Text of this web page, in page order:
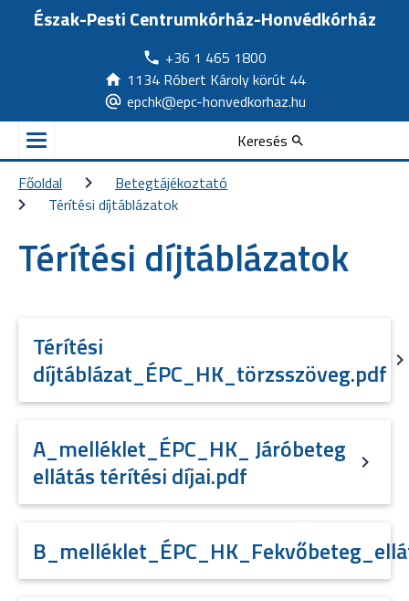
Észak-Pesti Centrumkórház-Honvédkórház
+36 1 465 1800
1134 Róbert Károly körút 44
epchk@epc-honvedkorhaz.hu
Keresés
Főoldal
Betegtájékoztató
Térítési díjtáblázatok
Térítési díjtáblázatok
Térítési
díjtáblázat_ÉPC_HK_törzsszöveg.pdf
A_melléklet_ÉPC_HK_ Járóbeteg
ellátás térítési díjai.pdf